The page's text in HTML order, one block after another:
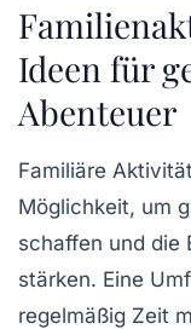
Ideen für
Abenteuer
Familiäre
Möglichkeit, um
schaffen und die
stärken. Eine
regelmäßig Zeit